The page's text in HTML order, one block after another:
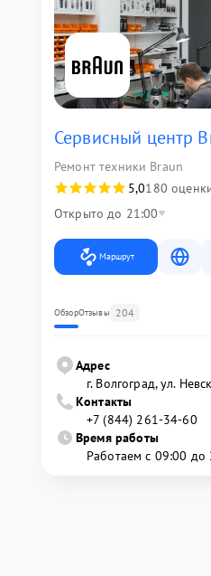
Сервисный центр
Ремонт техники Braun
5,0180
Открыто до 21:00
Маршрут
ОбзорОтзывы 204
Адрес
г. Волгоград, ул.
Контакты
+7 (844) 261-34-60
Время работы
Работаем с 09:00 до